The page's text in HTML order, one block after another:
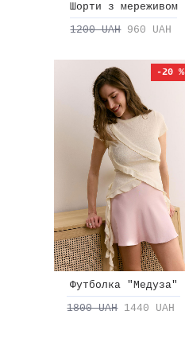
Шорти з мереживом
1200 UAH 960 UAH
-20 %
Футболка "Медуза"
1800 UAH 1440 UAH